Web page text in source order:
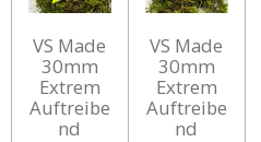
VS Made
30mm
Extrem
Auftreibe
nd
VS Made
30mm
Extrem
Auftreibe
nd